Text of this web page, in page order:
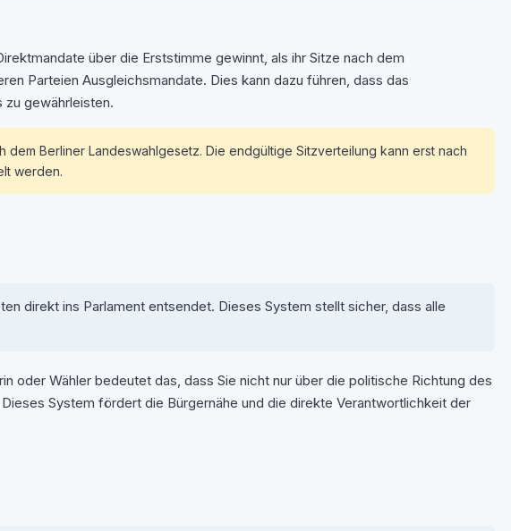
über die Erststimme gewinnt, als ihr Sitze nach dem
Parteien Ausgleichsmandate. Dies kann dazu führen, dass das
zu gewährleisten.
Berliner Landeswahlgesetz. Die endgültige Sitzverteilung kann erst nach
werden.
direkt ins Parlament entsendet. Dieses System stellt sicher, dass alle
oder Wähler bedeutet das, dass Sie nicht nur über die politische Richtung des
System fördert die Bürgernähe und die direkte Verantwortlichkeit der